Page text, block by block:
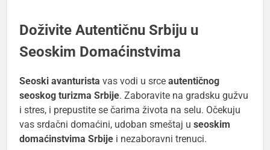
Doživite Autentičnu Srbiju u
Seoskim Domaćinstvima
Seoski avanturista vas vodi u srce autentičnog
seoskog turizma Srbije. Zaboravite na gradsku gužvu
i stres, i prepustite se čarima života na selu. Očekuju
vas srdačni domaćini, udoban smeštaj u seoskim
domaćinstvima Srbije i nezaboravni trenuci.